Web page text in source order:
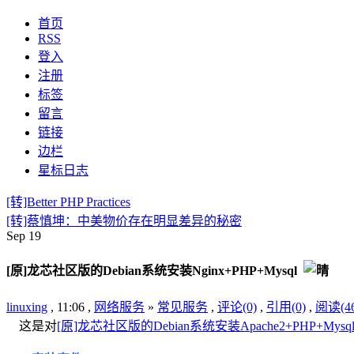
首页
RSS
登入
注册
标签
留言
链接
边栏
星标日志
[转]Better PHP Practices
[转]蔡慎坤：中美物价存在明显差异的秘密
Sep 19
[原]龙芯社区版的Debian系统安装Nginx+PHP+Mysql
linuxing , 11:06 , 网络服务 » 常见服务 , 评论(0) , 引用(0) , 阅读
这是对[原]龙芯社区版的Debian系统安装Apache2+PHP+Mysql